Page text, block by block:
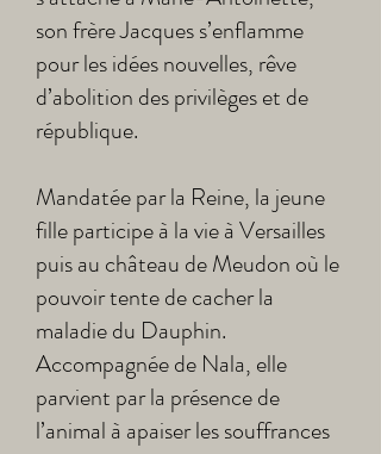
son frère Jacques s’enflamme
pour les idées nouvelles, rêve
d’abolition des privilèges et de
république.
Mandatée par la Reine, la jeune
fille participe à la vie à Versailles
puis au château de Meudon où le
pouvoir tente de cacher la
maladie du Dauphin.
Accompagnée de Nala, elle
parvient par la présence de
l’animal à apaiser les souffrances